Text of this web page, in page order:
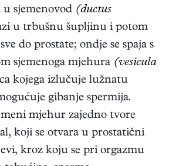
u sjemenovod (ductus
u trbušnu šupljinu i potom
do prostate; ondje se spaja s
sjemenoga mjehura (vesicula
kojega izlučuje lužnatu
gibanje spermija.
mjehur zajedno tvore
koji se otvara u prostatični
kroz koju se pri orgazmu